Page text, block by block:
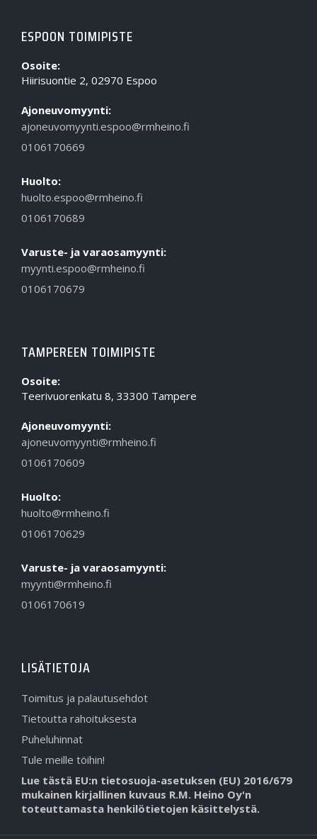
ESPOON TOIMIPISTE
Osoite:
Hiirisuontie 2, 02970 Espoo
Ajoneuvomyynti:
ajoneuvomyynti.espoo@rmheino.fi
0106170669
Huolto:
huolto.espoo@rmheino.fi
0106170689
Varuste- ja varaosamyynti:
myynti.espoo@rmheino.fi
0106170679
TAMPEREEN TOIMIPISTE
Osoite:
Teerivuorenkatu 8, 33300 Tampere
Ajoneuvomyynti:
ajoneuvomyynti@rmheino.fi
0106170609
Huolto:
huolto@rmheino.fi
0106170629
Varuste- ja varaosamyynti:
myynti@rmheino.fi
0106170619
LISÄTIETOJA
Toimitus ja palautusehdot
Tietoutta rahoituksesta
Puheluhinnat
Tule meille töihin!
Lue tästä EU:n tietosuoja-asetuksen (EU) 2016/679
mukainen kirjallinen kuvaus R.M. Heino Oy'n
toteuttamasta henkilötietojen käsittelystä.